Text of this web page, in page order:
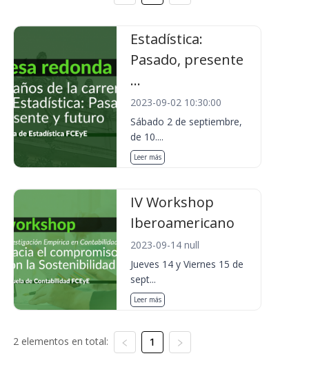
Estadística:
Pasado, presente
...
2023-09-02 10:30:00
Sábado 2 de septiembre,
de 10....
Leer más
IV Workshop
Iberoamericano
2023-09-14 null
Jueves 14 y Viernes 15 de
sept...
Leer más
2 elementos en total: 1